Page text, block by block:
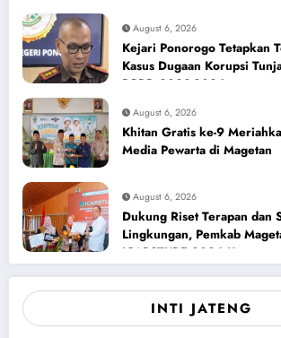
August 6, 2026
Kejari Ponorogo Tetapkan
Kasus Dugaan Korupsi
DPRD 2023-2026
August 6, 2026
Khitan Gratis ke-9
Media Pewarta di Magetan
August 6, 2026
Dukung Riset Terapan dan
Lingkungan, Pemkab
ICAPSTURE 2026 Unesa
INTI JATENG